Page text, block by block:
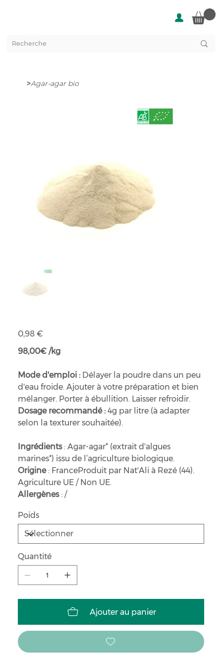
>Agar-agar bio
Prix
0,98 €
98,00€ /kg
Mode d'emploi : Délayer la poudre dans un peu
d'eau froide. Ajouter à votre préparation et bien
mélanger. Porter à ébullition. Laisser refroidir.
Dosage recommandé :4g par litre (à adapter
selon la texturer souhaitée).
Ingrédients : Agar-agar* (extrait d'algues
marines*) issu de l’agriculture biologique.
Origine: FranceProduit par Nat'Ali à Rezé (44).
Agriculture UE / Non UE.
Allergènes: /
Poids
Quantité
Ajouter au panier